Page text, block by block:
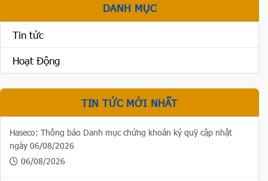
DANH MỤC
Tin tức
Hoạt Động
TIN TỨC MỚI NHẤT
Haseco: Thông báo Danh mục chứng khoán ký quỹ cập nhật
ngày 06/08/2026
06/08/2026